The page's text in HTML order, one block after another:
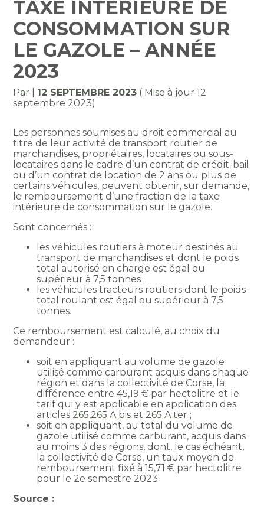
TAXE INTÉRIEURE DE
CONSOMMATION SUR
LE GAZOLE – ANNÉE
2023
Par 12 SEPTEMBRE 2023 ( Mise à jour 12
septembre 2023)
Les personnes soumises au droit commercial au
titre de leur activité de transport routier de
marchandises, propriétaires, locataires ou sous-
locataires dans le cadre d’un contrat de crédit-bail
ou d’un contrat de location de 2 ans ou plus de
certains véhicules, peuvent obtenir, sur demande,
le remboursement d’une fraction de la taxe
intérieure de consommation sur le gazole.
Sont concernés :
les véhicules routiers à moteur destinés au
transport de marchandises et dont le poids
total autorisé en charge est égal ou
supérieur à 7,5 tonnes ;
les véhicules tracteurs routiers dont le poids
total roulant est égal ou supérieur à 7,5
tonnes.
Ce remboursement est calculé, au choix du
demandeur :
soit en appliquant au volume de gazole
utilisé comme carburant acquis dans chaque
région et dans la collectivité de Corse, la
différence entre 45,19 € par hectolitre et le
tarif qui y est applicable en application des
articles 265,265 A bis et 265 A ter ;
soit en appliquant, au total du volume de
gazole utilisé comme carburant, acquis dans
au moins 3 des régions, dont, le cas échéant,
la collectivité de Corse, un taux moyen de
remboursement fixé à 15,71 € par hectolitre
pour le 2e semestre 2023
Source :